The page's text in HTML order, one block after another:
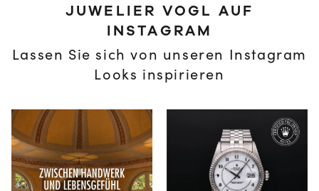
JUWELIER VOGL AUF
INSTAGRAM
Lassen Sie sich von unseren Instagram
Looks inspirieren